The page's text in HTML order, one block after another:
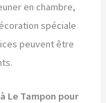
en chambre,
spéciale
peuvent être
Le Tampon pour